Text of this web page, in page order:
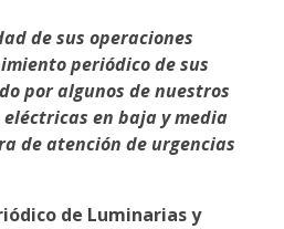
de sus operaciones
periódico de sus
por algunos de nuestros
en baja y media
de atención de urgencias
de Luminarias y